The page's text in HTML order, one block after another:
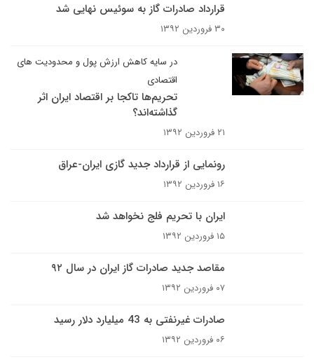
قرارداد صادرات گاز به سوئیس نهایی شد
۳۰ فروردین ۱۳۹۲
در سایه کاهش ارزش پول و محدودیت های
اقتصادی
تحریم‌ها تاکجا بر اقتصاد ایران اثر
گذاشته‌اند؟
۲۱ فروردین ۱۳۹۲
رونمایی از قرارداد جدید گازی ایران-عراق
۱۶ فروردین ۱۳۹۲
ایران با تحریم فلج نخواهد شد
۱۵ فروردین ۱۳۹۲
مقاصد جدید صادرات گاز ایران در سال ۹۲
۰۷ فروردین ۱۳۹۲
صادرات غیرنفتی به 43 میلیارد دلار رسید
۰۶ فروردین ۱۳۹۲